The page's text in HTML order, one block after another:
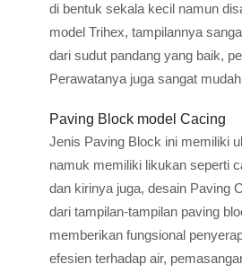
di bentuk sekala kecil namun
model Trihex, tampilannya
dari sudut pandang yang baik,
Perawatanya juga sangat
Paving Block model Cacing
Jenis Paving Block ini memiliki
namuk memiliki likukan seperti
dan kirinya juga, desain Paving
dari tampilan-tampilan paving
memberikan fungsional
efesien terhadap air,